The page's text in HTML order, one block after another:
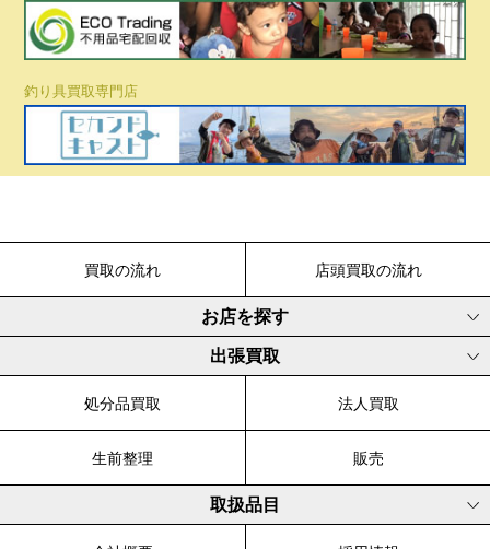
釣り具買取専門店
買取の流れ 店頭買取の流れ
お店を探す
出張買取
処分品買取 法人買取
生前整理 販売
取扱品目